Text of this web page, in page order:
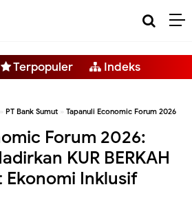
Terpopuler Indeks
» PT Bank Sumut » Tapanuli Economic Forum 2026
Forum 2026:
KUR BERKAH
Ekonomi Inklusif